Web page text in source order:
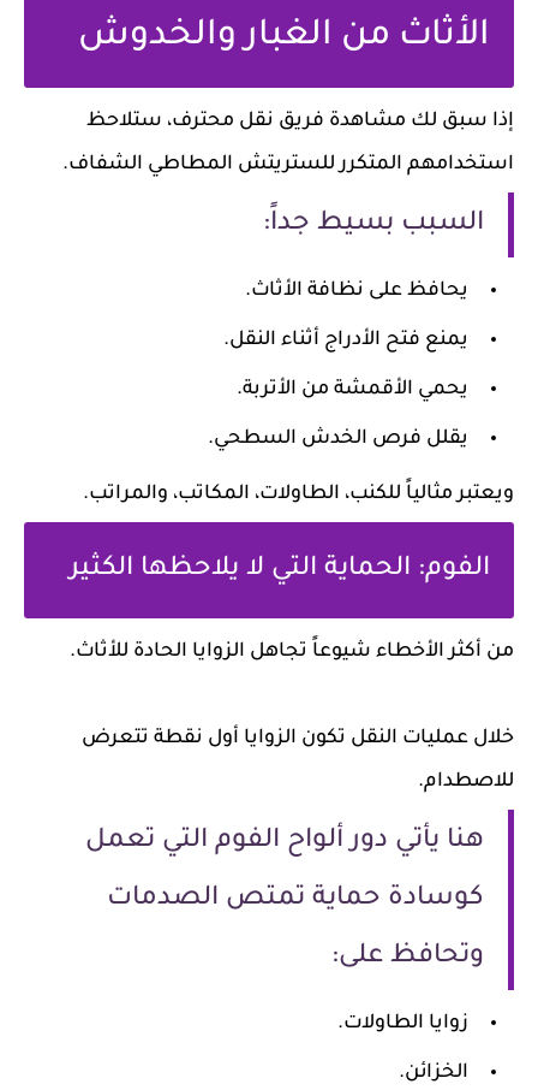
الأثاث من الغبار والخدوش
إذا سبق لك مشاهدة فريق نقل محترف، ستلاحظ
استخدامهم المتكرر للستريتش المطاطي الشفاف.
السبب بسيط جداً:
يحافظ على نظافة الأثاث.
يمنع فتح الأدراج أثناء النقل.
يحمي الأقمشة من الأتربة.
يقلل فرص الخدش السطحي.
ويعتبر مثالياً للكنب، الطاولات، المكاتب، والمراتب.
الفوم: الحماية التي لا يلاحظها الكثير
من أكثر الأخطاء شيوعاً تجاهل الزوايا الحادة للأثاث.
خلال عمليات النقل تكون الزوايا أول نقطة تتعرض
للاصطدام.
هنا يأتي دور ألواح الفوم التي تعمل
كوسادة حماية تمتص الصدمات
وتحافظ على:
زوايا الطاولات.
الخزائن.